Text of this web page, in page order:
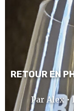
RETOUR EN
Par Alex •